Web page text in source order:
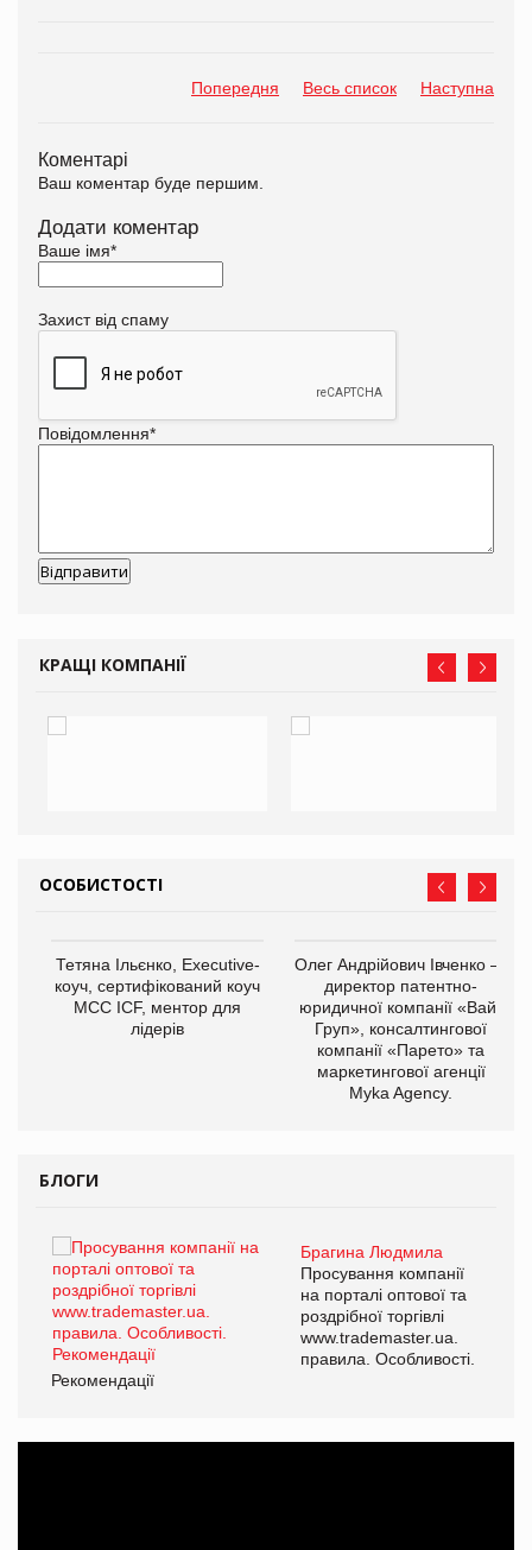
Попередня Весь список Наступна
Коментарі
Ваш коментар буде першим.
Додати коментар
Ваше імя*
Захист від спаму
Повідомлення*
КРАЩІ КОМПАНІЇ
ОСОБИСТОСТІ
Тетяна Ільєнко, Executive-
коуч, сертифікований коуч
МСС ICF, ментор для
лідерів
Олег Андрійович Івченко —
директор патентно-
юридичної компанії «Вайз
Груп», консалтингової
компанії «Парето» та
маркетингової агенції
Myka Agency.
БЛОГИ
Брагина Людмила
Просування компанії
на порталі оптової та
роздрібної торгівлі
www.trademaster.ua.
правила. Особливості.
Рекомендації